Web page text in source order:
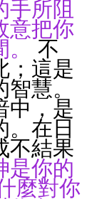
手所阻
意把你
。 不
；這是
智慧。
中，是
。在日
不結果
是你的
麼對你